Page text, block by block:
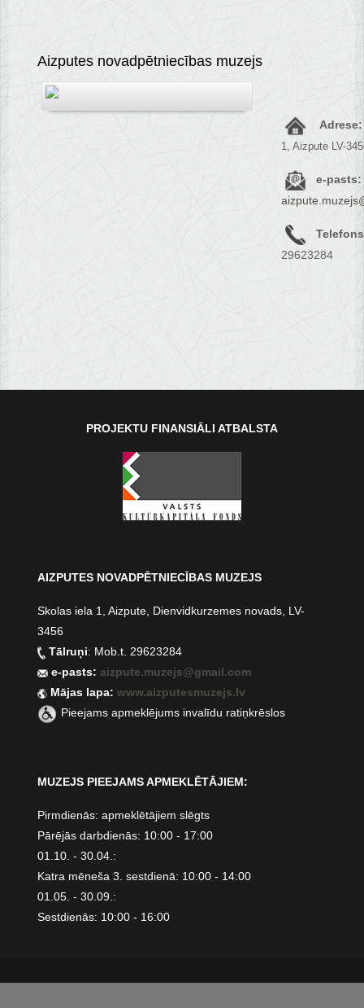
Aizputes novadpētniecības muzejs
Adrese:
1, Aizpute LV-
e-pasts:
29623284
PROJEKTU FINANSIĀLI ATBALSTA
AIZPUTES NOVADPĒTNIECĪBAS MUZEJS
Skolas iela 1, Aizpute, Dienvidkurzemes novads, LV-
3456
Tālruņi: Mob.t. 29623284
e-pasts:aizpute.muzejs@gmail.com
Mājas lapa:www.aizputesmuzejs.lv
Pieejams apmeklējums invalīdu ratiņkrēslos
MUZEJS PIEEJAMS APMEKLĒTĀJIEM:
Pirmdienās: apmeklētājiem slēgts
Pārējās darbdienās: 10:00 - 17:00
01.10. - 30.04.:
Katra mēneša 3. sestdienā: 10:00 - 14:00
01.05. - 30.09.:
Sestdienās: 10:00 - 16:00